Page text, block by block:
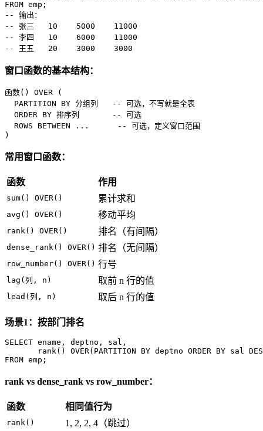
FROM
-- 输出：
-- 张三   10    5000    11000
-- 李四   10    6000    11000
-- 王五   20    3000    3000
窗口函数的基本结构：
函数() OVER (
PARTITION
BY 分组列
-- 可选，不写就是全表
ORDER BY 排序列
-- 可选
ROWS
BETWEEN ...
-- 可选，定义窗口范围
)
常用窗口函数：
函数 作用
sum() OVER() 累计求和
avg() OVER() 移动平均
rank() OVER() 排名（有间隔）
dense_rank() OVER() 排名（无间隔）
row_number() OVER() 行号
lag(列, n) 取前 n 行的值
lead(列, n) 取后 n 行的值
场景1：按部门排名
SELECT ename, deptno, sal,
rank () OVER( PARTITION BY deptno ORDER BY sal
FROM emp;
rank vs dense_rank vs row_number：
函数 相同值行为
rank() 1, 2, 2, 4（跳过）